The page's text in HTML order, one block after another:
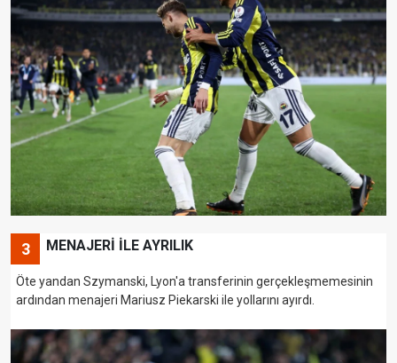
3 MENAJERİ İLE AYRILIK
Öte yandan Szymanski, Lyon'a transferinin gerçekleşmemesinin
ardından menajeri Mariusz Piekarski ile yollarını ayırdı.